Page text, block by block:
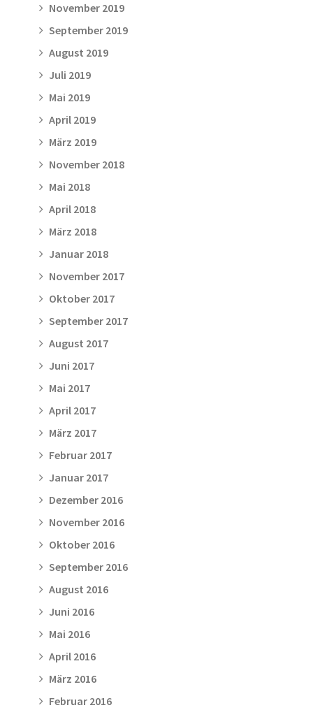
November 2019
September 2019
August 2019
Juli 2019
Mai 2019
April 2019
März 2019
November 2018
Mai 2018
April 2018
März 2018
Januar 2018
November 2017
Oktober 2017
September 2017
August 2017
Juni 2017
Mai 2017
April 2017
März 2017
Februar 2017
Januar 2017
Dezember 2016
November 2016
Oktober 2016
September 2016
August 2016
Juni 2016
Mai 2016
April 2016
März 2016
Februar 2016